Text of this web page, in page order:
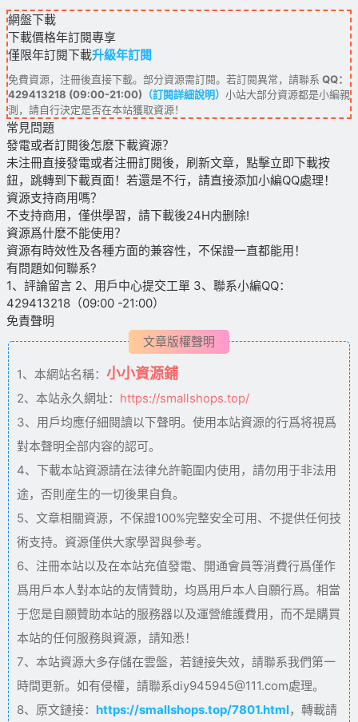
網盤下載
下載價格年訂閱專享
僅限年訂閱下載升級年訂閱
免費資源，注冊後直接下載。部分資源需訂閱。若訂閱異常，請聯系 QQ：
429413218 (09:00-21:00) （訂閱詳細說明） 小站大部分資源都是小編親
測，請自行決定是否在本站獲取資源！
常見問題
發電或者訂閱後怎麽下載資源？
未注冊直接發電或者注冊訂閱後，刷新文章，點擊立即下載按
鈕，跳轉到下載頁面！若還是不行，請直接添加小編QQ處理！
資源支持商用嗎？
不支持商用，僅供學習，請下載後24H内删除!
資源爲什麽不能使用？
資源有時效性及各種方面的兼容性，不保證一直都能用！
有問題如何聯系?
1、評論留言 2、用戶中心提交工單 3、聯系小編QQ：
429413218（09:00 -21:00）
免責聲明
文章版權聲明
1、本網站名稱： 小小資源鋪
2、本站永久網址： https://smallshops.top/
3、用戶均應仔細閱讀以下聲明。使用本站資源的行爲将視爲
對本聲明全部内容的認可。
4、下載本站資源請在法律允許範圍内使用，請勿用于非法用
途，否則産生的一切後果自負。
5、文章相關資源，不保證100%完整安全可用、不提供任何技
術支持。資源僅供大家學習與參考。
6、注冊本站以及在本站充值發電、開通會員等消費行爲僅作
爲用戶本人對本站的友情贊助，均爲用戶本人自願行爲。相當
于您是自願贊助本站的服務器以及運營維護費用，而不是購買
本站的任何服務與資源，請知悉！
7、本站資源大多存儲在雲盤，若鏈接失效，請聯系我們第一
時間更新。如有侵權，請聯系diy945945@111.com處理。
8、原文鏈接： https://smallshops.top/7801.html，轉載請